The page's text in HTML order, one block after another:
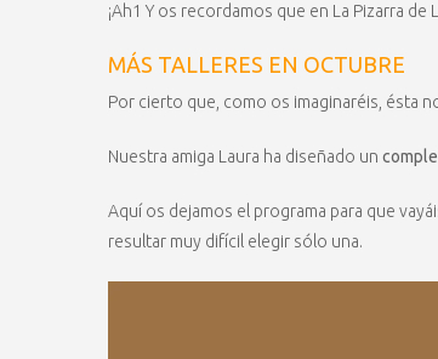
¡Ah1 Y os recordamos que en La Pizarra de
MÁS TALLERES EN OCTUBRE
Por cierto que, como os imaginaréis, ésta
Nuestra amiga Laura ha diseñado un
Aquí os dejamos el programa para que
resultar muy difícil elegir sólo una.